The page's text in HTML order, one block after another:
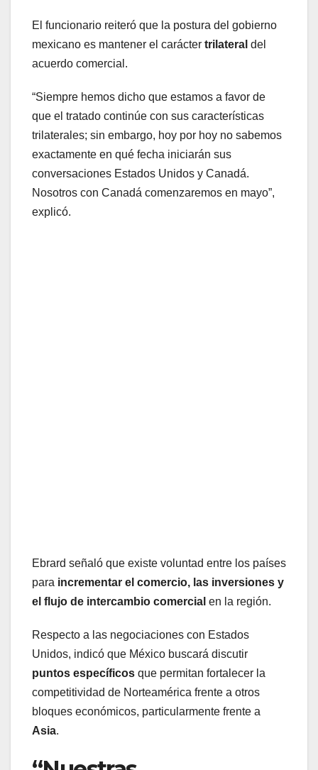
El funcionario reiteró que la postura del gobierno
mexicano es mantener el carácter trilateral del
acuerdo comercial.
“Siempre hemos dicho que estamos a favor de
que el tratado continúe con sus características
trilaterales; sin embargo, hoy por hoy no sabemos
exactamente en qué fecha iniciarán sus
conversaciones Estados Unidos y Canadá.
Nosotros con Canadá comenzaremos en mayo”,
explicó.
Ebrard señaló que existe voluntad entre los países
para incrementar el comercio, las inversiones y
el flujo de intercambio comercial en la región.
Respecto a las negociaciones con Estados
Unidos, indicó que México buscará discutir
puntos específicos que permitan fortalecer la
competitividad de Norteamérica frente a otros
bloques económicos, particularmente frente a
Asia.